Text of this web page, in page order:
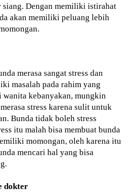
siang. Dengan memiliki istirahat
akan memiliki peluang lebih
merasa sangat stress dan
masalah pada rahim yang
kebanyakan, mungkin
stress karena sulit untuk
Bunda tidak boleh stress
itu malah bisa membuat bunda
momongan, oleh karena itu
mencari hal yang bisa
dokter